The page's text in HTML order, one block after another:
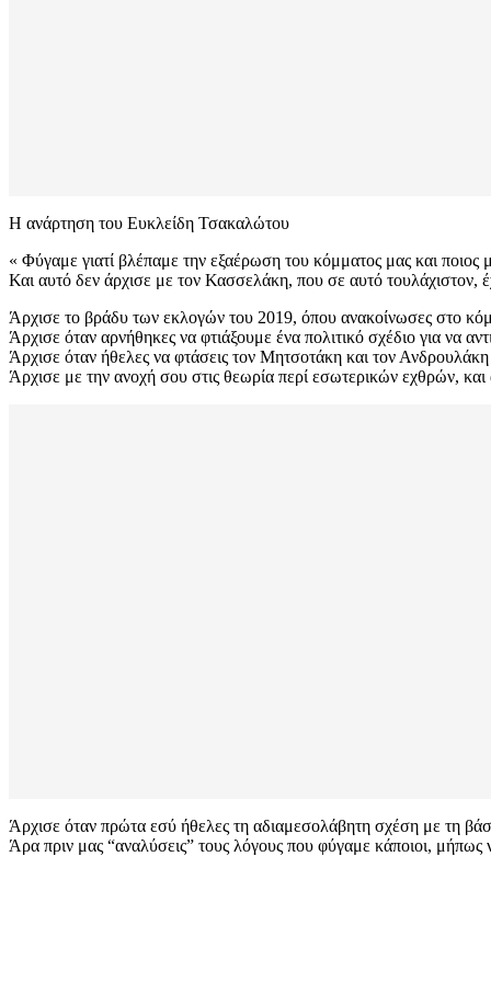
Η ανάρτηση του Ευκλείδη Τσακαλώτου
« Φύγαμε γιατί βλέπαμε την εξαέρωση του κόμματος μας και
Και αυτό δεν άρχισε με τον Κασσελάκη, που σε αυτό τουλάχιστον,
Άρχισε το βράδυ των εκλογών του 2019, όπου ανακοίνωσες στο
Άρχισε όταν αρνήθηκες να φτιάξουμε ένα πολιτικό σχέδιο για να
Άρχισε όταν ήθελες να φτάσεις τον Μητσοτάκη και τον
Άρχισε με την ανοχή σου στις θεωρία περί εσωτερικών εχθρών,
Άρχισε όταν πρώτα εσύ ήθελες τη αδιαμεσολάβητη σχέση με τη
Άρα πριν μας “αναλύσεις” τους λόγους που φύγαμε κάποιοι,